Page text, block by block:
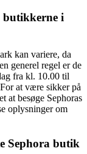
butikkerne i
kan variere, da
generel regel er de
fra kl. 10.00 til
at være sikker på
at besøge Sephoras
oplysninger om
Sephora butik